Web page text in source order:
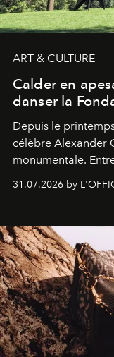
ART & CULTURE
Calder en
danser la
Depuis le
célèbre Alexander
monumentale.
monumentales et
américain investit
sculpture.
31.07.2026 by